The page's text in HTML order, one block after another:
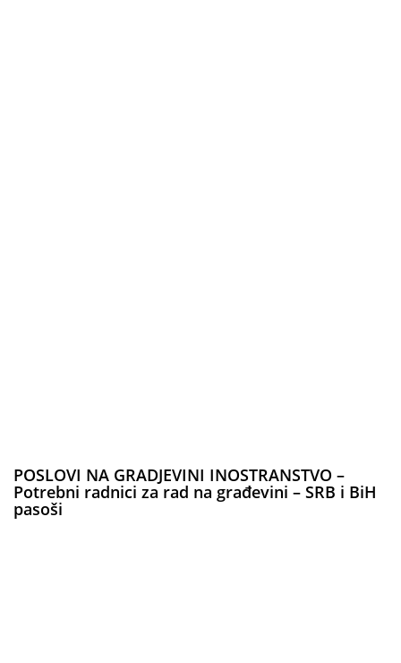
POSLOVI NA GRADJEVINI INOSTRANSTVO –
Potrebni radnici za rad na građevini – SRB i BiH
pasoši